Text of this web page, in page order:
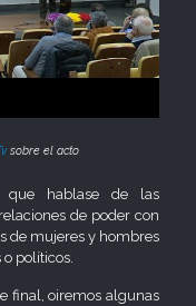
sobre el acto
que hablase de las
de poder con
de mujeres y hombres
políticos.
final, oiremos algunas